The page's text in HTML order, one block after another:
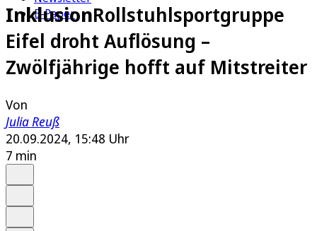
E-Paper
InklusionRollstuhlsportgruppe
Eifel droht Auflösung –
Zwölfjährige hofft auf Mitstreiter
Von
Julia Reuß
20.09.2024, 15:48 Uhr
7 min